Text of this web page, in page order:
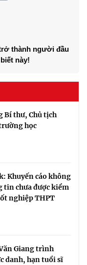
thành người đầu
này!
Bí thư, Chủ tịch
học
Khuyến cáo không
tin chưa được kiểm
nghiệp THPT
Giang trình
danh, hạn tuổi sĩ